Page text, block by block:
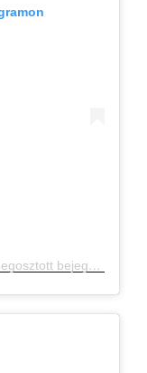
Függőágybolt (@fuggoagy.hu) által megosztott bejegyzés